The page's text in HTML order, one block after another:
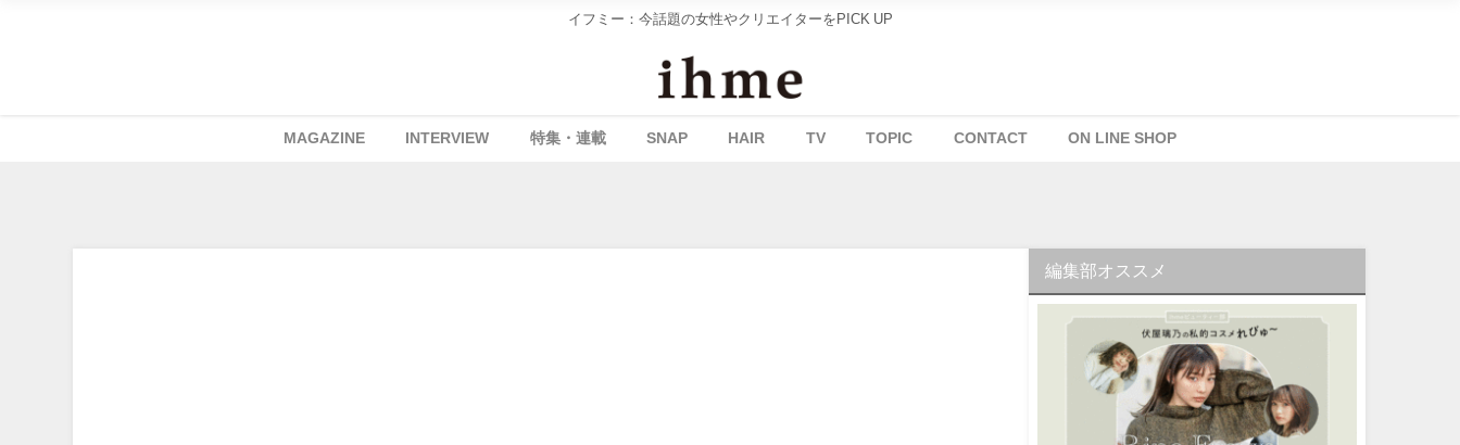
イフミー：今話題の女性やクリエイターをPICK UP
MAGAZINE INTERVIEW 特集・連載 SNAP HAIR TV TOPIC CONTACT ON LINE SHOP
編集部オススメ